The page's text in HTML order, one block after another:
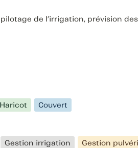
de l’irrigation, prévision
Haricot Couvert
Gestion irrigation
Gestion